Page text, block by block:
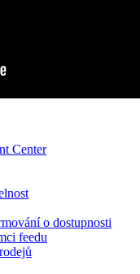
Center
o dostupnosti
feedu